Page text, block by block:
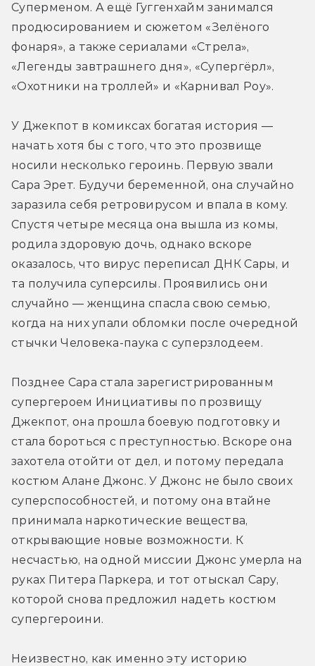
Суперменом. А ещё Гуггенхайм занимался
продюсированием и сюжетом «Зелёного
фонаря», а также сериалами «Стрела»,
«Легенды завтрашнего дня», «Супергёрл»,
«Охотники на троллей» и «Карнивал Роу».
У Джекпот в комиксах богатая история —
начать хотя бы с того, что это прозвище
носили несколько героинь. Первую звали
Сара Эрет. Будучи беременной, она случайно
заразила себя ретровирусом и впала в кому.
Спустя четыре месяца она вышла из комы,
родила здоровую дочь, однако вскоре
оказалось, что вирус переписал ДНК Сары, и
та получила суперсилы. Проявились они
случайно — женщина спасла свою семью,
когда на них упали обломки после очередной
стычки Человека-паука с суперзлодеем.
Позднее Сара стала зарегистрированным
супергероем Инициативы по прозвищу
Джекпот, она прошла боевую подготовку и
стала бороться с преступностью. Вскоре она
захотела отойти от дел, и потому передала
костюм Алане Джонс. У Джонс не было своих
суперспособностей, и потому она втайне
принимала наркотические вещества,
открывающие новые возможности. К
несчастью, на одной миссии Джонс умерла на
руках Питера Паркера, и тот отыскал Сару,
которой снова предложил надеть костюм
супергероини.
Неизвестно, как именно эту историю